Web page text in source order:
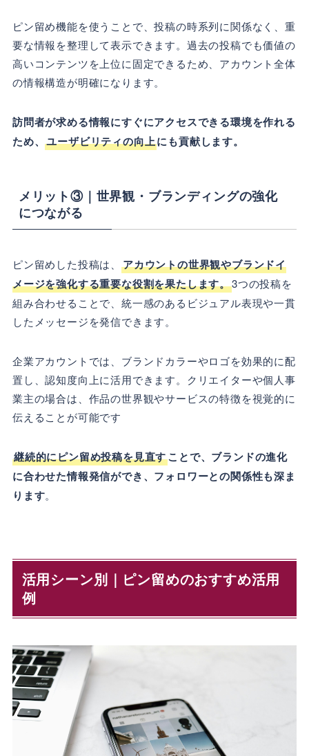
ピン留め機能を使うことで、投稿の時系列に関係なく、重
要な情報を整理して表示できます。過去の投稿でも価値の
高いコンテンツを上位に固定できるため、アカウント全体
の情報構造が明確になります。
訪問者が求める情報にすぐにアクセスできる環境を作れる
ため、ユーザビリティの向上にも貢献します。
メリット③｜世界観・ブランディングの強化
につながる
ピン留めした投稿は、 アカウントの世界観やブランドイ
メージを強化する重要な役割を果たします。3つの投稿を
組み合わせることで、統一感のあるビジュアル表現や一貫
したメッセージを発信できます。
企業アカウントでは、ブランドカラーやロゴを効果的に配
置し、認知度向上に活用できます。クリエイターや個人事
業主の場合は、作品の世界観やサービスの特徴を視覚的に
伝えることが可能です
継続的にピン留め投稿を見直すことで、ブランドの進化
に合わせた情報発信ができ、フォロワーとの関係性も深ま
ります。
活用シーン別｜ピン留めのおすすめ活用
例